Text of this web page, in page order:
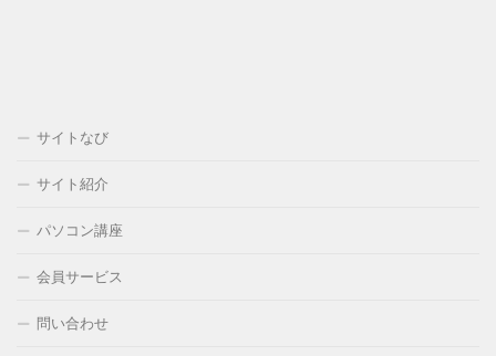
サイトなび
サイト紹介
パソコン講座
会員サービス
問い合わせ